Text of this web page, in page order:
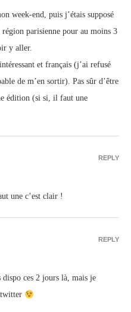
week-end, puis j’étais supposé
parisienne pour au moins 3
y aller.
et français (j’ai refusé
de m’en sortir). Pas sûr d’être
édition (si si, il faut une
une c’est clair !
REPLY
dispo ces 2 jours là, mais je
REPLY